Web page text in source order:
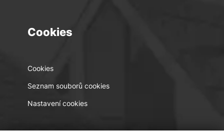
Cookies
Cookies
Seznam souborů cookies
Nastavení cookies